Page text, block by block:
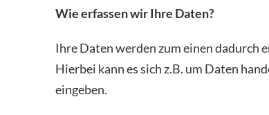
Wie erfassen wir Ihre Daten?
Ihre Daten werden zum einen dadurch
Hierbei kann es sich z.B. um Daten
eingeben.